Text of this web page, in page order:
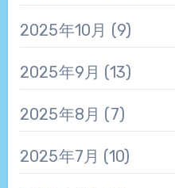
2025年10月 (9)
2025年9月 (13)
2025年8月 (7)
2025年7月 (10)